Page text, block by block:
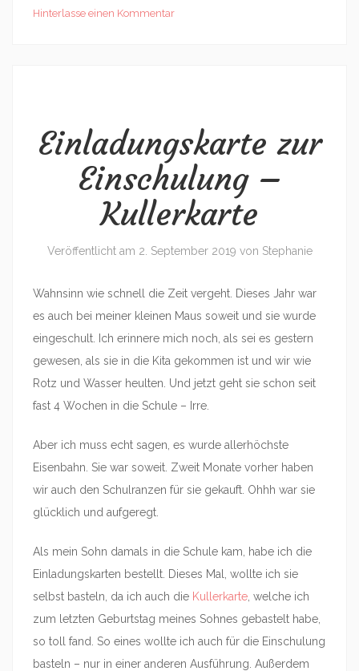
Hinterlasse einen Kommentar
Einladungskarte zur
Einschulung –
Kullerkarte
Veröffentlicht am 2. September 2019 von Stephanie
Wahnsinn wie schnell die Zeit vergeht. Dieses Jahr war
es auch bei meiner kleinen Maus soweit und sie wurde
eingeschult. Ich erinnere mich noch, als sei es gestern
gewesen, als sie in die Kita gekommen ist und wir wie
Rotz und Wasser heulten. Und jetzt geht sie schon seit
fast 4 Wochen in die Schule – Irre.
Aber ich muss echt sagen, es wurde allerhöchste
Eisenbahn. Sie war soweit. Zweit Monate vorher haben
wir auch den Schulranzen für sie gekauft. Ohhh war sie
glücklich und aufgeregt.
Als mein Sohn damals in die Schule kam, habe ich die
Einladungskarten bestellt. Dieses Mal, wollte ich sie
selbst basteln, da ich auch die Kullerkarte , welche ich
zum letzten Geburtstag meines Sohnes gebastelt habe,
so toll fand. So eines wollte ich auch für die Einschulung
basteln – nur in einer anderen Ausführung. Außerdem